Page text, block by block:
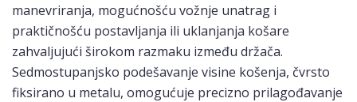
manevriranja, mogućnošću vožnje unatrag i
praktičnošću postavljanja ili uklanjanja košare
zahvaljujući širokom razmaku između držača.
Sedmostupanjsko podešavanje visine košenja, čvrsto
fiksirano u metalu, omogućuje precizno prilagođavanje